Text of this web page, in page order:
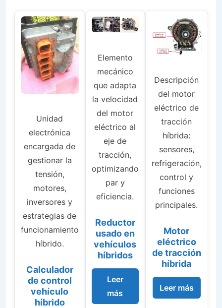
Unidad
electrónica
encargada de
gestionar la
tensión,
motores,
inversores y
estrategias de
funcionamiento
híbrido.
Calculador
de control
vehículo
híbrido
Elemento
mecánico
que adapta
la velocidad
del motor
eléctrico al
eje de
tracción,
optimizando
par y
eficiencia.
Reductor
usado en
vehículos
híbridos
Leer
más
Descripción
del motor
eléctrico de
tracción
híbrida:
sensores,
refrigeración,
control y
funciones
principales.
Motor
eléctrico
de tracción
híbrida
Leer más